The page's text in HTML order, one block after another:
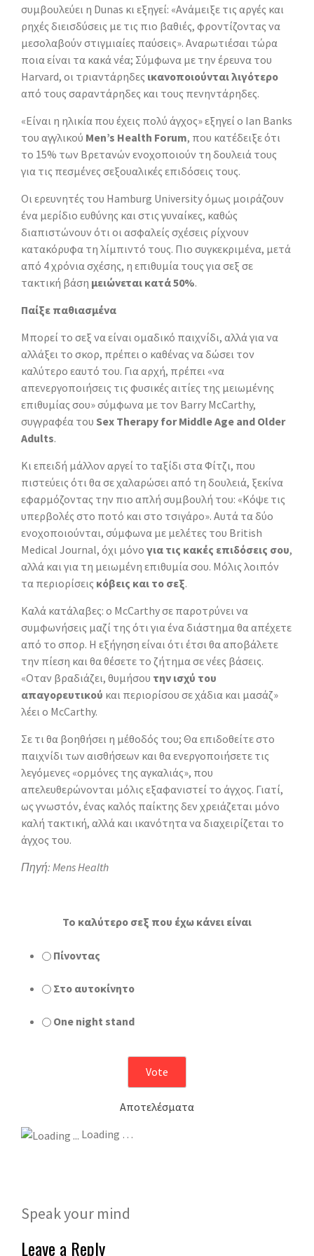
συμβουλεύει η Dunas κι εξηγεί: «Ανάμειξε τις αργές και
ρηχές διεισδύσεις με τις πιο βαθιές, φροντίζοντας να
μεσολαβούν στιγμιαίες παύσεις». Αναρωτιέσαι τώρα
ποια είναι τα κακά νέα; Σύμφωνα με την έρευνα του
Harvard, οι τριαντάρηδες ικανοποιούνται λιγότερο
από τους σαραντάρηδες και τους πενηντάρηδες.
«Είναι η ηλικία που έχεις πολύ άγχος» εξηγεί ο Ian Banks
του αγγλικού Men’s Health Forum, που κατέδειξε ότι
το 15% των Βρετανών ενοχοποιούν τη δουλειά τους
για τις πεσμένες σεξουαλικές επιδόσεις τους.
Οι ερευνητές του Hamburg University όμως μοιράζουν
ένα μερίδιο ευθύνης και στις γυναίκες, καθώς
διαπιστώνουν ότι οι ασφαλείς σχέσεις ρίχνουν
κατακόρυφα τη λίμπιντό τους. Πιο συγκεκριμένα, μετά
από 4 χρόνια σχέσης, η επιθυμία τους για σεξ σε
τακτική βάση μειώνεται κατά 50%.
Παίξε παθιασμένα
Μπορεί το σεξ να είναι ομαδικό παιχνίδι, αλλά για να
αλλάξει το σκορ, πρέπει ο καθένας να δώσει τον
καλύτερο εαυτό του. Για αρχή, πρέπει «να
απενεργοποιήσεις τις φυσικές αιτίες της μειωμένης
επιθυμίας σου» σύμφωνα με τον Barry McCarthy,
συγγραφέα του Sex Therapy for Middle Age and Older
Adults.
Κι επειδή μάλλον αργεί το ταξίδι στα Φίτζι, που
πιστεύεις ότι θα σε χαλαρώσει από τη δουλειά, ξεκίνα
εφαρμόζοντας την πιο απλή συμβουλή του: «Κόψε τις
υπερβολές στο ποτό και στο τσιγάρο». Αυτά τα δύο
ενοχοποιούνται, σύμφωνα με μελέτες του British
Medical Journal, όχι μόνο για τις κακές επιδόσεις σου,
αλλά και για τη μειωμένη επιθυμία σου. Μόλις λοιπόν
τα περιορίσεις κόβεις και το σεξ.
Καλά κατάλαβες: ο McCarthy σε παροτρύνει να
συμφωνήσεις μαζί της ότι για ένα διάστημα θα απέχετε
από το σπορ. Η εξήγηση είναι ότι έτσι θα αποβάλετε
την πίεση και θα θέσετε το ζήτημα σε νέες βάσεις.
«Οταν βραδιάζει, θυμήσου την ισχύ του
απαγορευτικού και περιορίσου σε χάδια και μασάζ»
λέει ο McCarthy.
Σε τι θα βοηθήσει η μέθοδός του; Θα επιδοθείτε στο
παιχνίδι των αισθήσεων και θα ενεργοποιήσετε τις
λεγόμενες «ορμόνες της αγκαλιάς», που
απελευθερώνονται μόλις εξαφανιστεί το άγχος. Γιατί,
ως γνωστόν, ένας καλός παίκτης δεν χρειάζεται μόνο
καλή τακτική, αλλά και ικανότητα να διαχειρίζεται το
άγχος του.
Πηγή: Mens Health
To καλύτερο σεξ που έχω κάνει είναι
Πίνοντας
Στο αυτοκίνητο
One night stand
Αποτελέσματα
Loading …
Speak your mind
Leave a Reply